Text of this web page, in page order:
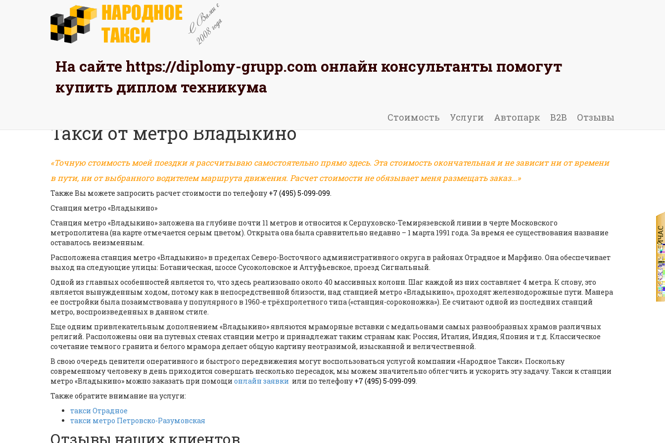
На сайте https://diplomy-grupp.com онлайн консультанты помогут
купить диплом техникума
Стоимость Услуги Автопарк B2B Отзывы
ЗАКАЖИТЕ РАССЧИТАЙТЕ ОСТАВЬТЕ ОТЗЫВ
Такси от метро Владыкино
«Точную стоимость моей поездки я рассчитываю самостоятельно прямо здесь. Эта стоимость окончательная и не зависит ни от времени
в пути, ни от выбранного водителем маршрута движения. Расчет стоимости не обязывает меня размещать заказ...»
Также Вы можете запросить расчет стоимости по телефону +7 (495) 5-099-099.
Станция метро «Владыкино»
Станция метро «Владыкино» заложена на глубине почти 11 метров и относится к Серпуховско-Темирязевской линии в черте Московского
метрополитена (на карте отмечается серым цветом). Открыта она была сравнительно недавно – 1 марта 1991 года. За время ее существования название
оставалось неизменным.
Расположена станция метро «Владыкино» в пределах Северо-Восточного административного округа в районах Отрадное и Марфино. Она обеспечивает
выход на следующие улицы: Ботаническая, шоссе Сусоколовское и Алтуфьевское, проезд Сигнальный.
Одной из главных особенностей является то, что здесь реализовано около 40 массивных колонн. Шаг каждой из них составляет 4 метра. К слову, это
является вынужденным ходом, потому как в непосредственной близости, над станцией метро «Владыкино», проходят железнодорожные пути. Манера
ее постройки была позаимствована у популярного в 1960-е трёхпролетного типа («станция-сороконожка»). Ее считают одной из последних станций
метро, воспроизведенных в данном стиле.
Еще одним привлекательным дополнением «Владыкино» являются мраморные вставки с медальонами самых разнообразных храмов различных
религий. Расположены они на путевых стенах станции метро и принадлежат таким странам как: Россия, Италия, Индия, Япония и т.д. Классическое
сочетание темного гранита и белого мрамора делает общую картину неотразимой, изысканной и величественной.
В свою очередь ценители оперативного и быстрого передвижения могут воспользоваться услугой компании «Народное Такси». Поскольку
современному человеку в день приходится совершать несколько пересадок, мы можем значительно облегчить и ускорить эту задачу. Такси к станции
метро «Владыкино» можно заказать при помощи онлайн заявки или по телефону +7 (495) 5-099-099.
Также обратите внимание на услуги:
такси Отрадное
такси метро Петровско-Разумовская
Отзывы наших клиентов